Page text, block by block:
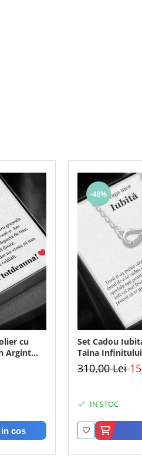
cu
și
cos
-48%
Set Cadou
Taina
cu rodiu, Cutie
310,00 Lei
IN STOC